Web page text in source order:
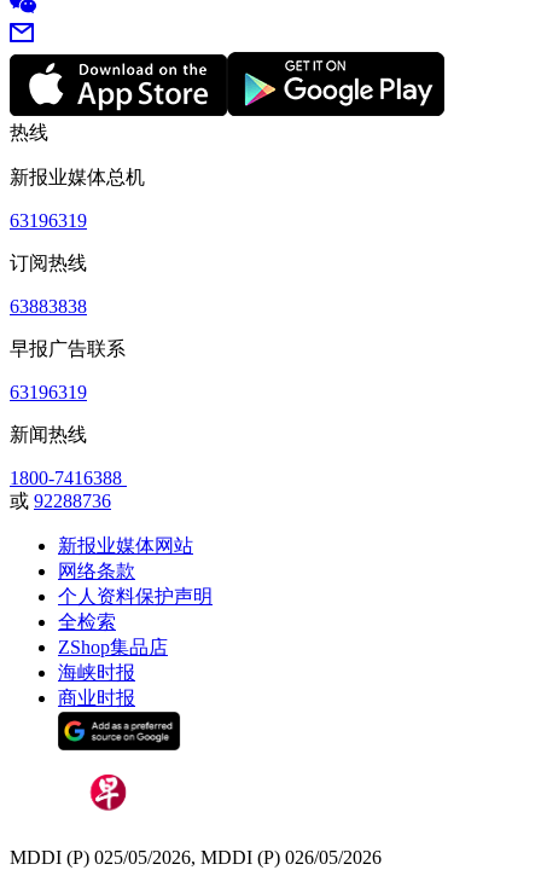
热线
新报业媒体总机
63196319
订阅热线
63883838
早报广告联系
63196319
新闻热线
1800-7416388
或 92288736
新报业媒体网站
网络条款
个人资料保护声明
全检索
ZShop集品店
海峡时报
商业时报
MDDI (P) 025/05/2026, MDDI (P) 026/05/2026